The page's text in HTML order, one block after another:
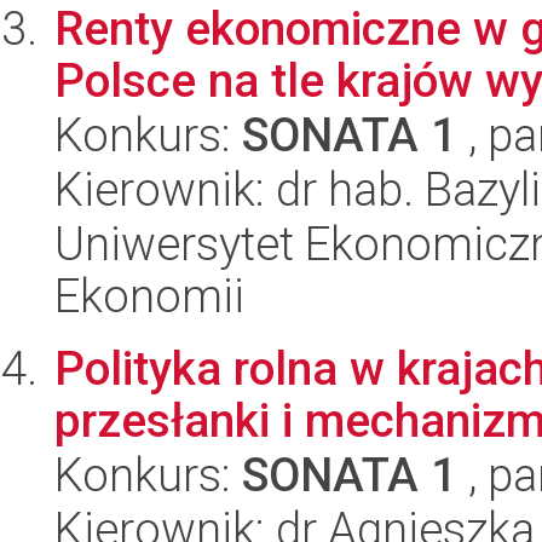
Renty ekonomiczne w
Polsce na tle krajów
Konkurs: SONATA 1 ,
Kierownik: dr hab.
Uniwersytet
Ekonomii
Polityka rolna w
przesłanki i
Konkurs: SONATA 1 ,
Kierownik: dr